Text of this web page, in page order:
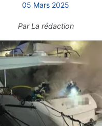
05 Mars 2025
ParLa rédaction